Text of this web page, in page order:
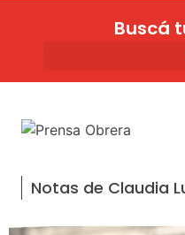
Buscá
Notas de Claudia